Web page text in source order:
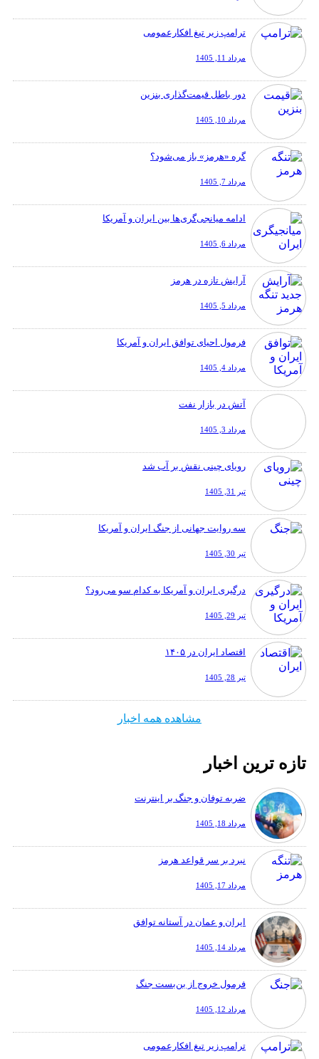
ترامپ زیر تیغ افکارعمومی
مرداد 11, 1405
دور باطل قیمت‌گذاری بنزین
مرداد 10, 1405
گره «هرمز» باز می‌شود؟
مرداد 7, 1405
ادامه میانجی‌گری‌ها بین ایران و آمریکا
مرداد 6, 1405
آرایش تازه در هرمز
مرداد 5, 1405
فرمول احیای توافق ایران و آمریکا
مرداد 4, 1405
آتش در بازار نفت
مرداد 3, 1405
رویای چینی نقش بر آب شد
تیر 31, 1405
سه روایت جهانی از جنگ ایران و آمریکا
تیر 30, 1405
درگیری ایران و آمریکا به کدام سو می‌رود؟
تیر 29, 1405
اقتصاد ایران در ۱۴۰۵
تیر 28, 1405
مشاهده همه اخبار
تازه ترین اخبار
ضربه توفان و جنگ بر اینترنت
مرداد 18, 1405
نبرد بر سر قواعد هرمز
مرداد 17, 1405
ایران و عمان در آستانه توافق
مرداد 14, 1405
فرمول خروج از بن‌بست جنگ
مرداد 12, 1405
ترامپ زیر تیغ افکارعمومی